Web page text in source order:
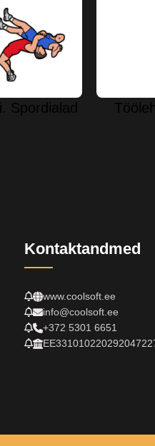
Spordialad
Kontaktandmed
www.coolsoft.ee
info@coolsoft.ee
+372 5301 6651